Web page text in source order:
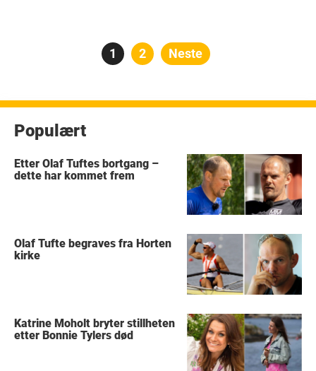
Posts
Side
1 Side
2 Neste
Populært
Etter Olaf Tuftes bortgang –
dette har kommet frem
Olaf Tufte begraves fra Horten
kirke
Katrine Moholt bryter stillheten
etter Bonnie Tylers død